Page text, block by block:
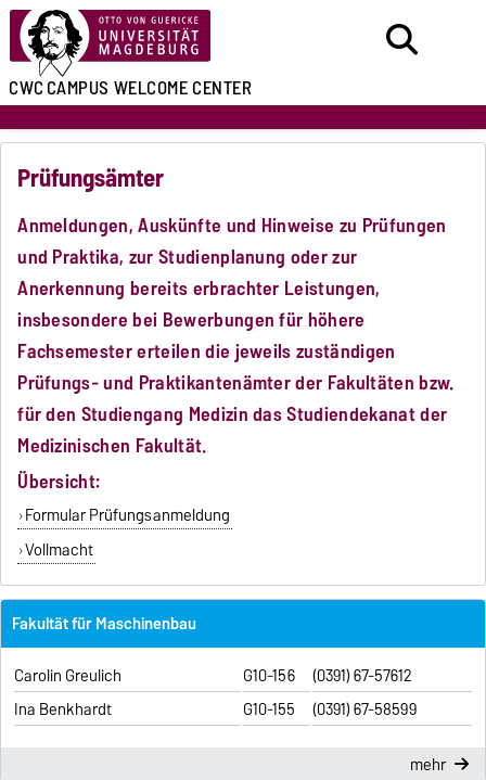
CWCCAMPUS WELCOME CENTER
Prüfungsämter
Anmeldungen, Auskünfte und Hinweise zu Prüfungen
und Praktika, zur Studienplanung oder zur
Anerkennung bereits erbrachter Leistungen,
insbesondere bei Bewerbungen für höhere
Fachsemester erteilen die jeweils zuständigen
Prüfungs- und Praktikantenämter der Fakultäten bzw.
für den Studiengang Medizin das Studiendekanat der
Medizinischen Fakultät.
Übersicht:
Formular Prüfungsanmeldung
Vollmacht
Fakultät für Maschinenbau
Carolin Greulich
G10-156
(0391) 67-57612
Ina Benkhardt
G10-155 (0391) 67-58599
mehr